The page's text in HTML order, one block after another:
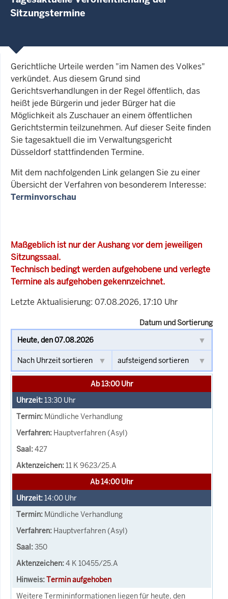
Sitzungstermine
Gerichtliche Urteile werden "im Namen des Volkes"
verkündet. Aus diesem Grund sind
Gerichtsverhandlungen in der Regel öffentlich, das
heißt jede Bürgerin und jeder Bürger hat die
Möglichkeit als Zuschauer an einem öffentlichen
Gerichtstermin teilzunehmen. Auf dieser Seite finden
Sie tagesaktuell die im Verwaltungsgericht
Düsseldorf stattfindenden Termine.
Mit dem nachfolgenden Link gelangen Sie zu einer
Übersicht der Verfahren von besonderem Interesse:
Terminvorschau
Maßgeblich ist nur der Aushang vor dem jeweiligen
Sitzungssaal.
Technisch bedingt werden aufgehobene und verlegte
Termine als aufgehoben gekennzeichnet.
Letzte Aktualisierung: 07.08.2026, 17:10 Uhr
Datum und Sortierung
Ab 13:00 Uhr
13:30 Uhr
Mündliche Verhandlung
Hauptverfahren (Asyl)
427
11 K 9623/25.A
Ab 14:00 Uhr
14:00 Uhr
Mündliche Verhandlung
Hauptverfahren (Asyl)
350
4 K 10455/25.A
Termin aufgehoben
Weitere Termininformationen liegen für heute, den